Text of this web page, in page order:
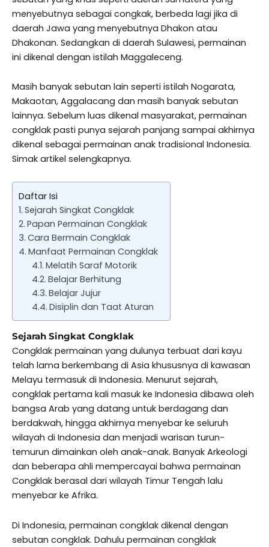
menyebutnya sebagai congkak, berbeda lagi jika di
daerah Jawa yang menyebutnya Dhakon atau
Dhakonan. Sedangkan di daerah Sulawesi, permainan
ini dikenal dengan istilah Maggaleceng.
Masih banyak sebutan lain seperti istilah Nogarata,
Makaotan, Aggalacang dan masih banyak sebutan
lainnya. Sebelum luas dikenal masyarakat, permainan
congklak pasti punya sejarah panjang sampai akhirnya
dikenal sebagai permainan anak tradisional Indonesia.
Simak artikel selengkapnya.
Daftar Isi
Sejarah Singkat Congklak
Papan Permainan Congklak
Cara Bermain Congklak
Manfaat Permainan Congklak
Melatih Saraf Motorik
Belajar Berhitung
Belajar Jujur
Disiplin dan Taat Aturan
Sejarah Singkat Congklak
Congklak permainan yang dulunya terbuat dari kayu
telah lama berkembang di Asia khususnya di kawasan
Melayu termasuk di Indonesia. Menurut sejarah,
congklak pertama kali masuk ke Indonesia dibawa oleh
bangsa Arab yang datang untuk berdagang dan
berdakwah, hingga akhirnya menyebar ke seluruh
wilayah di Indonesia dan menjadi warisan turun-
temurun dimainkan oleh anak-anak. Banyak Arkeologi
dan beberapa ahli mempercayai bahwa permainan
Congklak berasal dari wilayah Timur Tengah lalu
menyebar ke Afrika.
Di Indonesia, permainan congklak dikenal dengan
sebutan congklak. Dahulu permainan congklak